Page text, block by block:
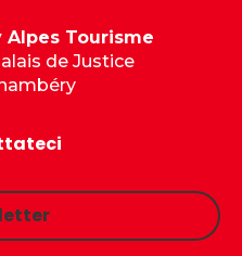
Alpes Tourisme
de Justice